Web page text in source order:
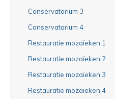
Conservatorium 3
Conservatorium 4
Restauratie mozaïeken 1
Restauratie mozaïeken 2
Restauratie mozaïeken 3
Restauratie mozaïeken 4